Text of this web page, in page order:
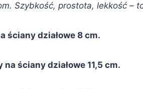
Szybkość, prostota, lekkość –
ściany działowe 8 cm.
ściany działowe 11,5 cm.